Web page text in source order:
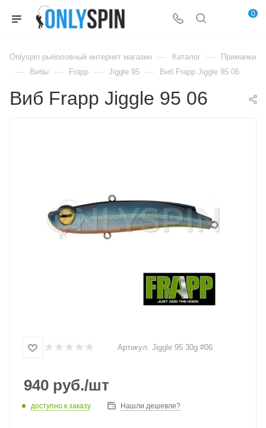
0
Onlyspin рыболовный интернет магазин — Каталог — Приманки
— Вибы — Frapp — Jiggle 95 — Виб Frapp Jiggle 95 06
Виб Frapp Jiggle 95 06
Артикул: Jiggle 95 30g #06
940 руб./шт
доступно к заказу Нашли дешевле?